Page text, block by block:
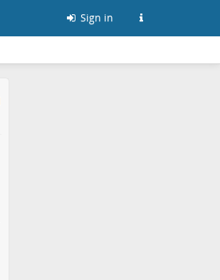
Sign in